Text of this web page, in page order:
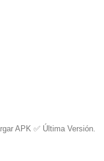
APK ✅️ Última Versión.